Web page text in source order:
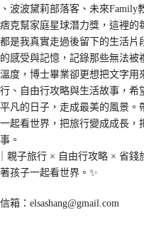
波波黛莉部落客、未來Family
克幫家庭星球潛力獎，這裡的
是我真實走過後留下的生活片
的感受與記憶，記錄那些無法被
度，博士畢業卻更想把文字用
、自由行攻略與生活故事，希
凡的日子，走成最美的風景。
起看世界，把旅行變成成長，
。
親子旅行 × 自由行攻略 × 省錢
孩子一起看世界。✨
箱：elsashang@gmail.com